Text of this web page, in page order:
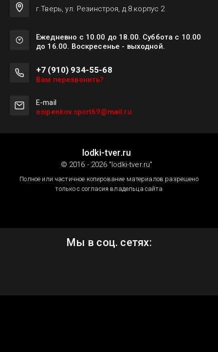
г.Тверь, ул. Резинстроя, д.8 корпус 2
Ежедневно с 10.00 до 18.00. Суббота с 10.00
до 16.00. Воскресенье - выходной.
+7 (910) 934-55-68
Вам перезвонить?
Е-mail
osipenkov.sport69@mail.ru
lodki-tver.ru
© 2016 - 2026 "lodki-tver.ru"
Полное или частичное копирование материалов разрешено
только с согласия владельца сайта
Мы в соц. сетях: